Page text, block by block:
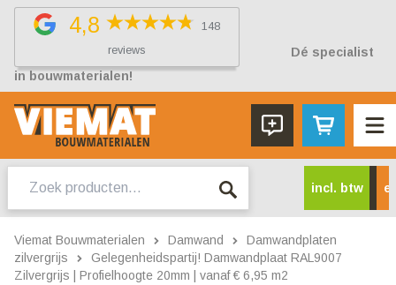
4,8
148
reviews
Dé specialist
in bouwmaterialen!
naar:
incl. btw
Viemat Bouwmaterialen Damwand
Damwandplaten
zilvergrijs
Gelegenheidspartij! Damwandplaat RAL9007
Zilvergrijs | Profielhoogte 20mm | vanaf € 6,95 m2